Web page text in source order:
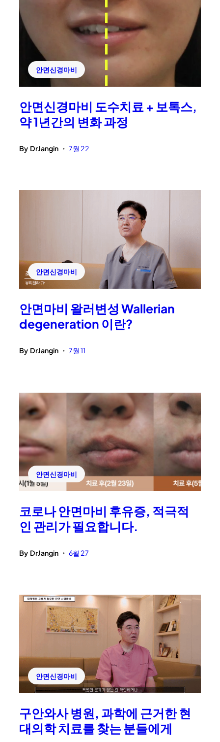
안면신경마비
안면신경마비 도수치료 + 보톡스,
약 1년간의 변화 과정
By DrJangin • 7월 22
안면신경마비
안면마비 왈러변성 Wallerian
degeneration 이란?
By DrJangin • 7월 11
안면신경마비
코로나 안면마비 후유증, 적극적
인 관리가 필요합니다.
By DrJangin • 6월 27
안면신경마비
구안와사 병원, 과학에 근거한 현
대의학 치료를 찾는 분들에게